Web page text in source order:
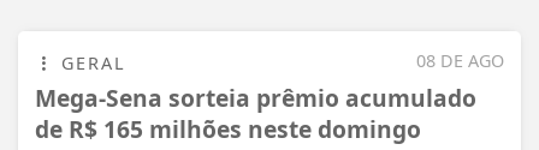
08 DE AGO
GERAL
Mega-Sena sorteia prêmio acumulado
de R$ 165 milhões neste domingo